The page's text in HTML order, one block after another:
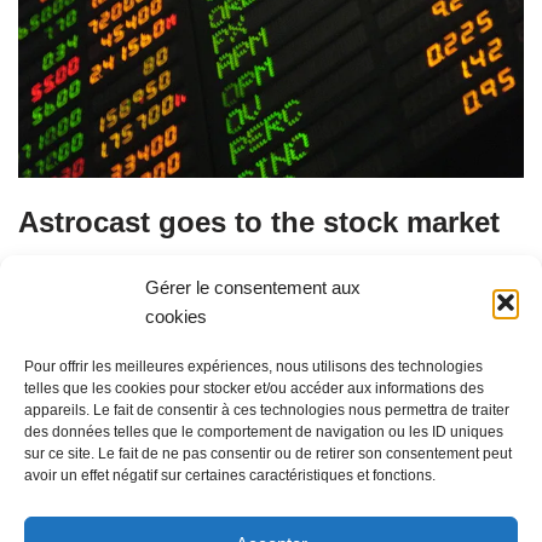
Gérer le consentement aux
cookies
Pour offrir les meilleures expériences, nous utilisons des technologies
telles que les cookies pour stocker et/ou accéder aux informations des
appareils. Le fait de consentir à ces technologies nous permettra de traiter
des données telles que le comportement de navigation ou les ID uniques
sur ce site. Le fait de ne pas consentir ou de retirer son consentement peut
avoir un effet négatif sur certaines caractéristiques et fonctions.
Astrocast goes to the stock market
Swiss IoT company just raised 40M Swiss Francs from the
ended at +166% by the…
Read More »